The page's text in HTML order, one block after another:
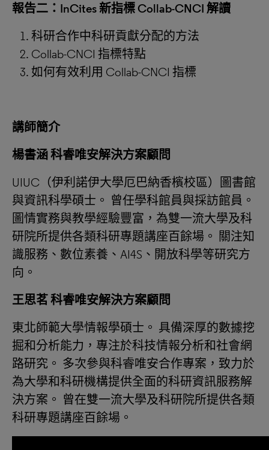
報告二： InCites 新指標 Collab-CNCI 解讀
科研合作中科研貢獻分配的方法
Collab-CNCI 指標特點
如何有效利用 Collab-CNCI 指標
講師簡介
楊書涵 科睿唯安解決方案顧問
UIUC（伊利諾伊大學厄巴納香檳校區）圖書館
與資訊科學碩士。 曾任學科館員與採訪館員。
圖情實務與教學經驗豐富，為雙一流大學及科
研院所提供各類科研專題講座百餘場。 關注知
識服務、數位素養、AI4S、開放科學等研究方
向。
王思茗 科睿唯安解決方案顧問
東北師範大學情報學碩士。 具備深厚的數據挖
掘和分析能力，專注於科技情報分析和社會網
路研究。 多次參與科睿唯安合作專案，致力於
為大學和科研機構提供全面的科研資訊服務解
決方案。 曾在雙一流大學及科研院所提供各類
科研專題講座百餘場。